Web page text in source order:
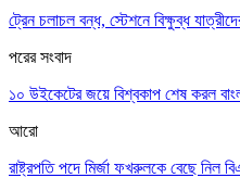
ট্রেন চলাচল বন্ধ, স্টেশনে বিক্ষুব্ধ
পরের সংবাদ
১০ উইকেটের জয়ে বিশ্বকাপ শেষ করল
আরো
রাষ্ট্রপতি পদে মির্জা ফখরুলকে বেছে নিল